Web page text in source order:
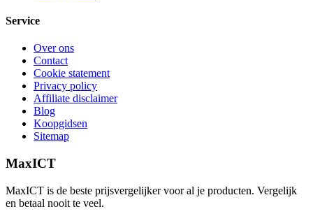
Service
Over ons
Contact
Cookie statement
Privacy policy
Affiliate disclaimer
Blog
Koopgidsen
Sitemap
MaxICT
MaxICT is de beste prijsvergelijker voor al je producten. Vergelijk
en betaal nooit te veel.